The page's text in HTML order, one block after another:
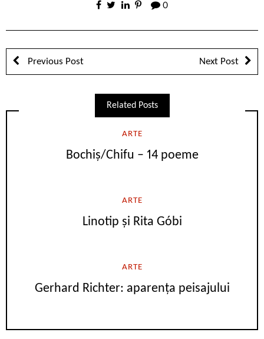
0
Previous Post Next Post
Related Posts
ARTE
Bochiș/Chifu – 14 poeme
ARTE
Linotip și Rita Góbi
ARTE
Gerhard Richter: aparența peisajului